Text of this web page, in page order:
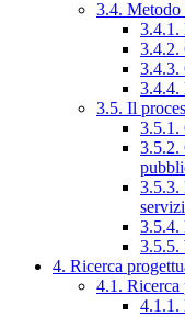
3.4.
3.4.1.
3.4.2.
3.4.3.
3.4.4.
3.5. Il
3.5.1.
3.5.2.
3.5.3.
3.5.4.
3.5.5.
4. Ricerca
4.1. Ricerca
4.1.1.